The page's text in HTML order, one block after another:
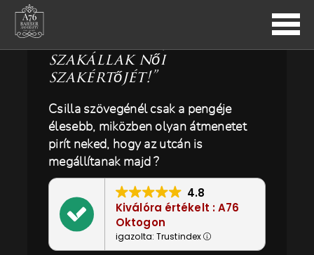
SZALONOK
A76 OKTOGON
LETESZTELTÜK: ILYEN AZ A76 OKTOGON!
A76 MÓRICZ
LETESZTELTÜK: ILYEN AZ A76 MÓRICZ!
BORBÉLYOK
BETTI (OKTOGON)
szakállak női
szakértőjét!”
Csilla szövegénél csak a pengéje
élesebb, miközben olyan átmenetet
pirít neked, hogy az utcán is
megállítanak majd ?
4.8
Kiválóra értékelt : A76
Oktogon
igazolta: Trustindex